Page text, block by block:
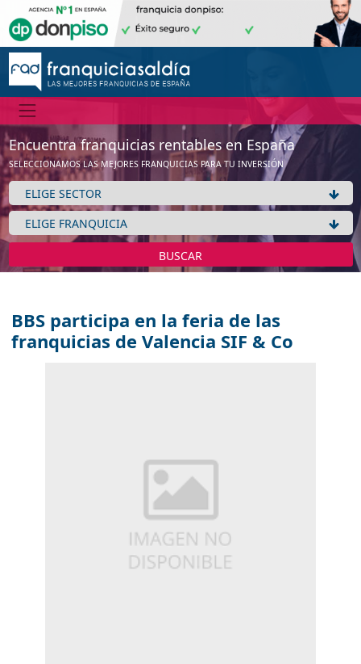
Encuentra franquicias rentables en España
SELECCIONAMOS LAS MEJORES FRANQUICIAS PARA TU INVERSIÓN
BUSCAR
BBS participa en la feria de las
franquicias de Valencia SIF & Co